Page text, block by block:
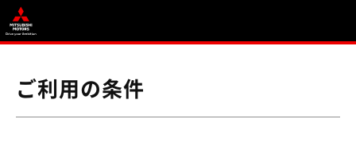
ご利用の条件